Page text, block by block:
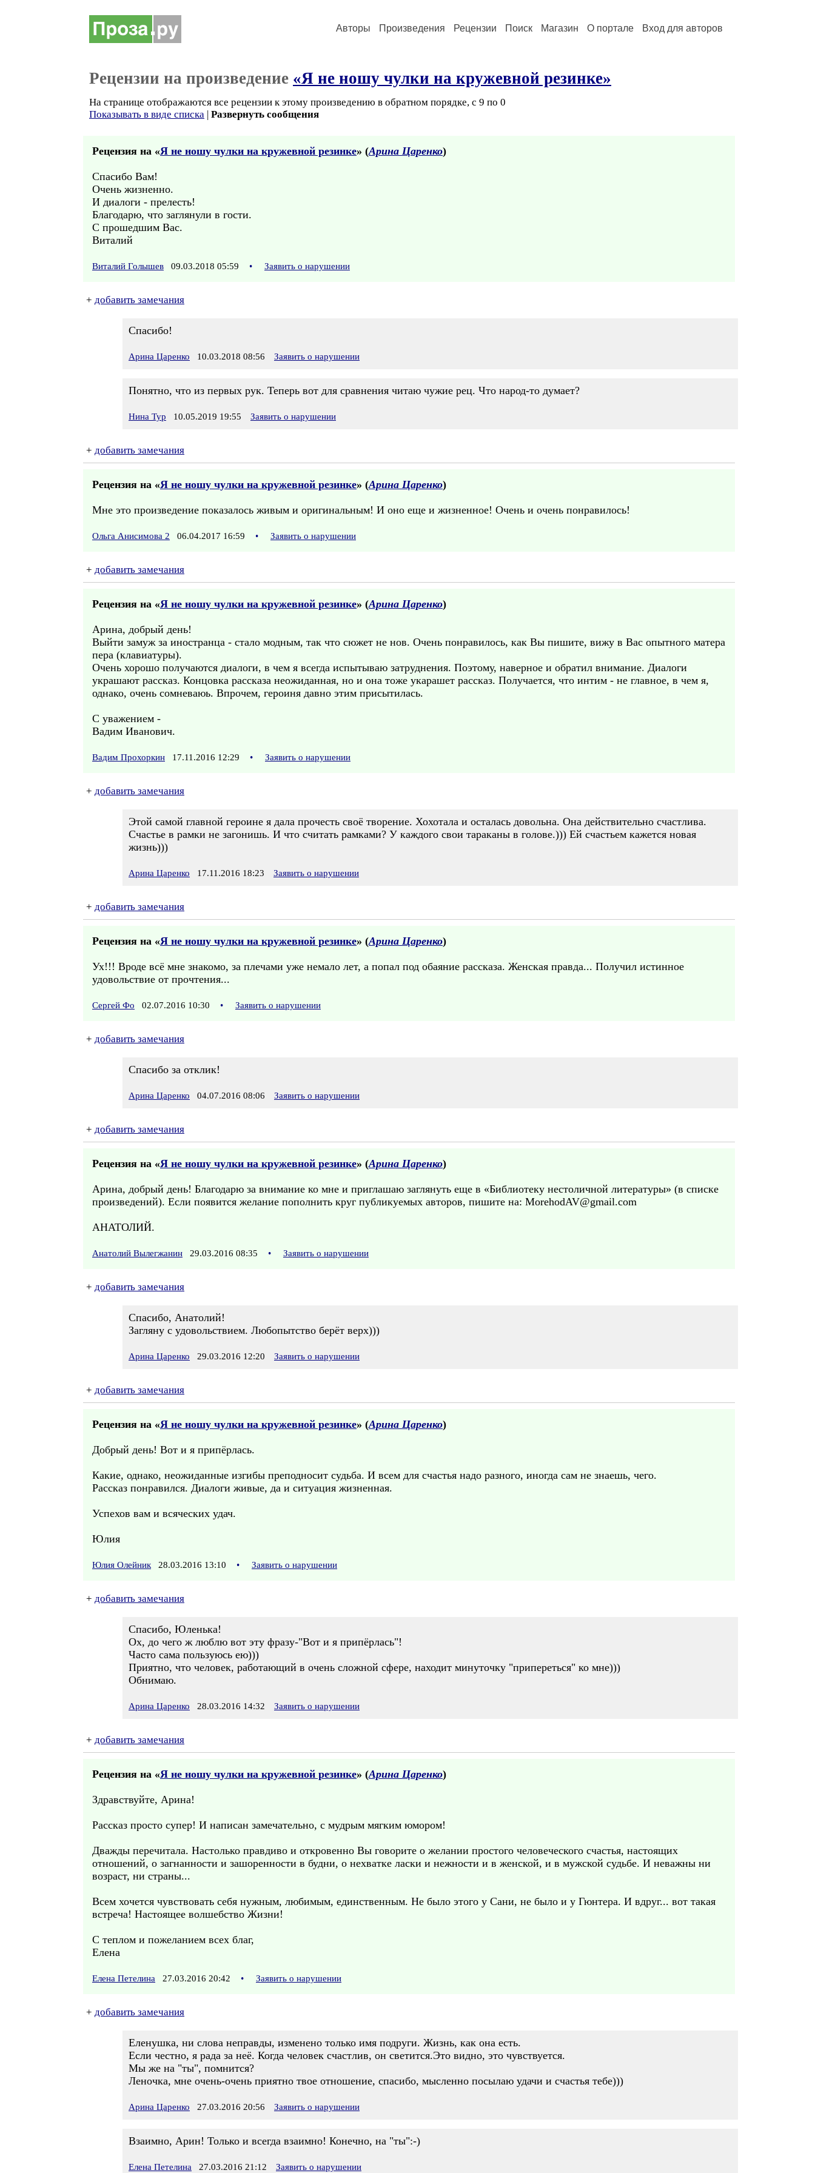
Авторы Произведения Рецензии Поиск Магазин О портале Вход для авторов
Рецензии на произведение «Я не ношу чулки на кружевной резинке»
На странице отображаются все рецензии к этому произведению в обратном порядке, с 9 по 0
Показывать в виде списка | Развернуть сообщения
Рецензия на «Я не ношу чулки на кружевной резинке» (Арина Царенко)
Спасибо Вам!
Очень жизненно.
И диалоги - прелесть!
Благодарю, что заглянули в гости.
С прошедшим Вас.
Виталий
Виталий Голышев 09.03.2018 05:59 • Заявить о нарушении
+ добавить замечания
Спасибо!
Арина Царенко 10.03.2018 08:56 Заявить о нарушении
Понятно, что из первых рук. Теперь вот для сравнения читаю чужие рец. Что народ-то думает?
Нина Тур 10.05.2019 19:55 Заявить о нарушении
+ добавить замечания
Рецензия на «Я не ношу чулки на кружевной резинке» (Арина Царенко)
Мне это произведение показалось живым и оригинальным! И оно еще и жизненное! Очень и очень понравилось!
Ольга Анисимова 2 06.04.2017 16:59 • Заявить о нарушении
+ добавить замечания
Рецензия на «Я не ношу чулки на кружевной резинке» (Арина Царенко)
Арина, добрый день!
Выйти замуж за иностранца - стало модным, так что сюжет не нов. Очень понравилось, как Вы пишите, вижу в Вас опытного матера
пера (клавиатуры).
Очень хорошо получаются диалоги, в чем я всегда испытываю затруднения. Поэтому, наверное и обратил внимание. Диалоги
украшают рассказ. Концовка рассказа неожиданная, но и она тоже укарашет рассказ. Получается, что интим - не главное, в чем я,
однако, очень сомневаюь. Впрочем, героиня давно этим присытилась.
С уважением -
Вадим Иванович.
Вадим Прохоркин 17.11.2016 12:29 • Заявить о нарушении
+ добавить замечания
Этой самой главной героине я дала прочесть своё творение. Хохотала и осталась довольна. Она действительно счастлива.
Счастье в рамки не загонишь. И что считать рамками? У каждого свои тараканы в голове.))) Ей счастьем кажется новая
жизнь)))
Арина Царенко 17.11.2016 18:23 Заявить о нарушении
+ добавить замечания
Рецензия на «Я не ношу чулки на кружевной резинке» (Арина Царенко)
Ух!!! Вроде всё мне знакомо, за плечами уже немало лет, а попал под обаяние рассказа. Женская правда... Получил истинное
удовольствие от прочтения...
Сергей Фо 02.07.2016 10:30 • Заявить о нарушении
+ добавить замечания
Спасибо за отклик!
Арина Царенко 04.07.2016 08:06 Заявить о нарушении
+ добавить замечания
Рецензия на «Я не ношу чулки на кружевной резинке» (Арина Царенко)
Арина, добрый день! Благодарю за внимание ко мне и приглашаю заглянуть еще в «Библиотеку нестоличной литературы» (в списке
произведений). Если появится желание пополнить круг публикуемых авторов, пишите на: MorehodAV@gmail.com
АНАТОЛИЙ.
Анатолий Вылегжанин 29.03.2016 08:35 • Заявить о нарушении
+ добавить замечания
Спасибо, Анатолий!
Загляну с удовольствием. Любопытство берёт верх)))
Арина Царенко 29.03.2016 12:20 Заявить о нарушении
+ добавить замечания
Рецензия на «Я не ношу чулки на кружевной резинке» (Арина Царенко)
Добрый день! Вот и я припёрлась.
Какие, однако, неожиданные изгибы преподносит судьба. И всем для счастья надо разного, иногда сам не знаешь, чего.
Рассказ понравился. Диалоги живые, да и ситуация жизненная.
Успехов вам и всяческих удач.
Юлия
Юлия Олейник 28.03.2016 13:10 • Заявить о нарушении
+ добавить замечания
Спасибо, Юленька!
Ох, до чего ж люблю вот эту фразу-"Вот и я припёрлась"!
Часто сама пользуюсь ею)))
Приятно, что человек, работающий в очень сложной сфере, находит минуточку "припереться" ко мне)))
Обнимаю.
Арина Царенко 28.03.2016 14:32 Заявить о нарушении
+ добавить замечания
Рецензия на «Я не ношу чулки на кружевной резинке» (Арина Царенко)
Здравствуйте, Арина!
Рассказ просто супер! И написан замечательно, с мудрым мягким юмором!
Дважды перечитала. Настолько правдиво и откровенно Вы говорите о желании простого человеческого счастья, настоящих
отношений, о загнанности и зашоренности в будни, о нехватке ласки и нежности и в женской, и в мужской судьбе. И неважны ни
возраст, ни страны...
Всем хочется чувствовать себя нужным, любимым, единственным. Не было этого у Сани, не было и у Гюнтера. И вдруг... вот такая
встреча! Настоящее волшебство Жизни!
С теплом и пожеланием всех благ,
Елена
Елена Петелина 27.03.2016 20:42 • Заявить о нарушении
+ добавить замечания
Еленушка, ни слова неправды, изменено только имя подруги. Жизнь, как она есть.
Если честно, я рада за неё. Когда человек счастлив, он светится.Это видно, это чувствуется.
Мы же на "ты", помнится?
Леночка, мне очень-очень приятно твое отношение, спасибо, мысленно посылаю удачи и счастья тебе)))
Арина Царенко 27.03.2016 20:56 Заявить о нарушении
Взаимно, Арин! Только и всегда взаимно! Конечно, на "ты":-)
Елена Петелина 27.03.2016 21:12 Заявить о нарушении